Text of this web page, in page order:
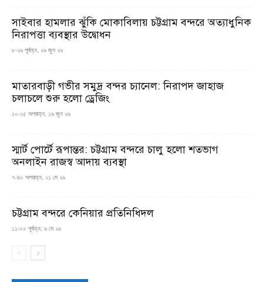
সাইবার হামলার ঝুঁকি মোকাবিলায় চট্টগ্রাম বন্দরে অত্যাধুনিক
নিরাপত্তা ব্যবস্থার উদ্বোধন
৮:২৬ পূর্বাহ্ন, ২৯ জুন ২৬
মাতারবাড়ী গভীর সমুদ্র বন্দর চ্যানেল: নিরাপদ জাহাজ
চলাচলে শুরু হলো ড্রেজিং
১০:২৫ অপরাহ্ন, ১৬ জুন ২৬
স্মার্ট পোর্টে রূপান্তর: চট্টগ্রাম বন্দরে চালু হলো শতভাগ
অনলাইন রাজস্ব আদায় ব্যবস্থা
৭:৪০ অপরাহ্ন, ২১ মে ২৬
চট্টগ্রাম বন্দরে কেনিয়ার প্রতিনিধিদল
১১:০০ পূর্বাহ্ন, ৬ মে ২৬